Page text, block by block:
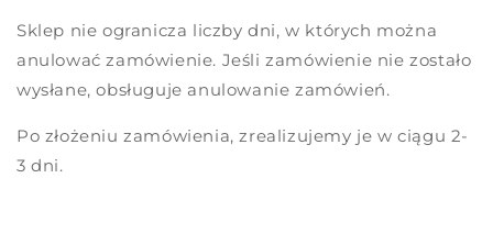
Sklep nie ogranicza liczby dni, w których można
anulować zamówienie. Jeśli zamówienie nie zostało
wysłane, obsługuje anulowanie zamówień.
Po złożeniu zamówienia, zrealizujemy je w ciągu 2-
3 dni.